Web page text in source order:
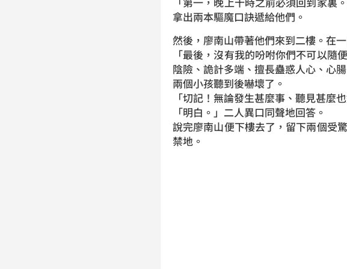
拿出兩本驅魔口訣遞給他們。
然後，廖南山帶著他們來到二樓。在
「最後，沒有我的吩咐你們不可以
陰險、詭計多端、擅長蠱惑人心、心腸
兩個小孩聽到後嚇壞了。
「切記！無論發生甚麼事、聽見甚麼
「明白。」二人異口同聲地回答。
說完廖南山便下樓去了，留下兩個受
禁地。